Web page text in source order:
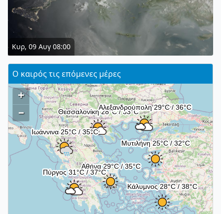
Κυρ, 09 Αυγ 08:00
Ο καιρός τις επόμενες μέρες
+
–